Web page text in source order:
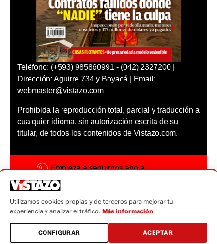
Teléfono: (+593) 985860991 - (042) 2327200 |
Dirección: Aguirre 734 y Boyacá | Email:
webmaster@vistazo.com
Prohibida la reproducción total, parcial y traducción a
cualquier idioma, sin autorización escrita de su
titular, de todos los contenidos de Vistazo.com.
Empieza a seguirnos ahora
Código ética
Sugerencias a:
sugerencias@vistazo.com
Utilizamos cookies propias y de terceros para mejorar tu
experiencia y analizar el tráfico. Más información
CONFIGURAR ACEPTAR